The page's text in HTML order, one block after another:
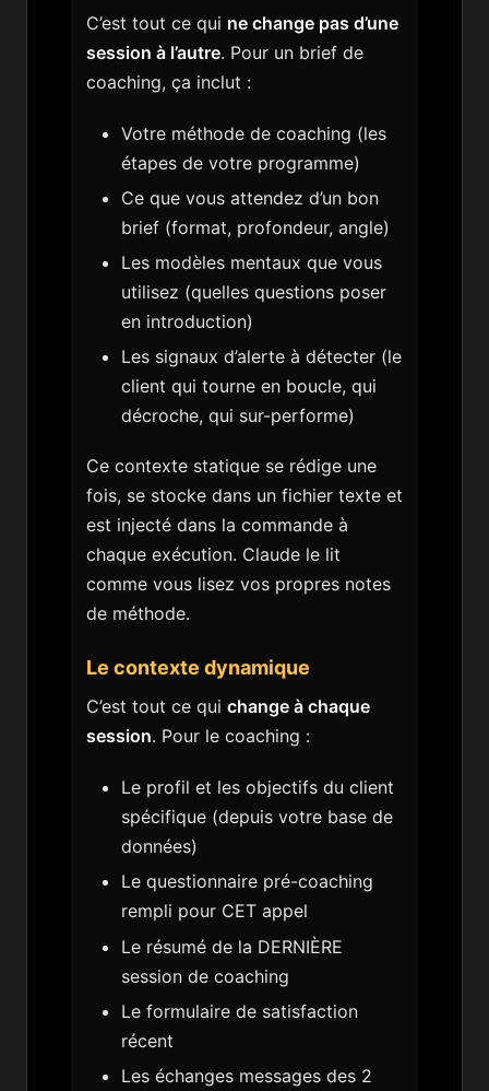
C’est tout ce qui ne change pas d’une
session à l’autre. Pour un brief de
coaching, ça inclut :
Votre méthode de coaching (les
étapes de votre programme)
Ce que vous attendez d’un bon
brief (format, profondeur, angle)
Les modèles mentaux que vous
utilisez (quelles questions poser
en introduction)
Les signaux d’alerte à détecter (le
client qui tourne en boucle, qui
décroche, qui sur-performe)
Ce contexte statique se rédige une
fois, se stocke dans un fichier texte et
est injecté dans la commande à
chaque exécution. Claude le lit
comme vous lisez vos propres notes
de méthode.
Le contexte dynamique
C’est tout ce qui change à chaque
session. Pour le coaching :
Le profil et les objectifs du client
spécifique (depuis votre base de
données)
Le questionnaire pré-coaching
rempli pour CET appel
Le résumé de la DERNIÈRE
session de coaching
Le formulaire de satisfaction
récent
Les échanges messages des 2